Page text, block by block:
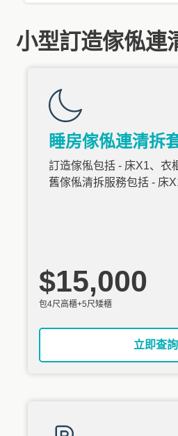
小型訂造傢俬連
睡房傢俬連清拆
訂造傢俬包括 - 床X1、衣
舊傢俬清拆服務包括 - 床
$15,000
包4尺高櫃+5尺矮櫃
立即查詢